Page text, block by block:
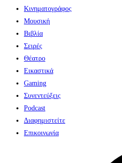
Κινηματογράφος
Μουσική
Βιβλία
Σειρές
Θέατρο
Εικαστικά
Gaming
Συνεντεύξεις
Podcast
Διαφημιστείτε
Επικοινωνία